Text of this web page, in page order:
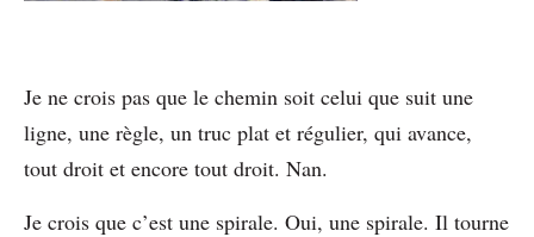
Je ne crois pas que le chemin soit celui que suit une
ligne, une règle, un truc plat et régulier, qui avance,
tout droit et encore tout droit. Nan.
Je crois que c’est une spirale. Oui, une spirale. Il tourne